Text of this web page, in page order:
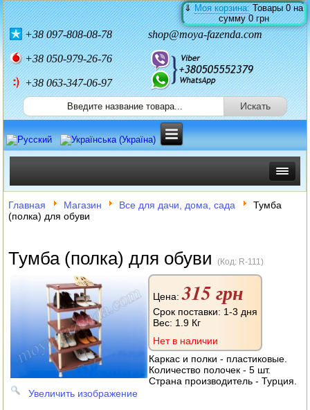
⇓Моя корзина:Товары0на
сумму0 грн
+38097-808-08-78 shop@moya-fazenda.com
+38050-979-26-76
+38 063-347-06-97
ИНКУБАТОРЫ
КОРМОРЕЗКИ
СОЛОМОРЕЗКИ
АВТОКЛАВЫ
ДЛЯ ОГОРОДА
НАВЕСНОЕ ДЛЯ МОТОБЛОКОВ
СЕПАРАТОРЫ И МАСЛОБОЙКИ
Главная Магазин Все для дачи, дома, сада
Тумба
(полка) для обуви
Тумба (полка) для обуви(Код: R-111)
Увеличить изображение
Цена:315 грн
Срок поставки: 1-3 дня
Вес: 1.9 Кг
Нет в наличии
Каркас и полки - пластиковые.
Количество полочек - 5 шт.
Страна производитель - Турция.